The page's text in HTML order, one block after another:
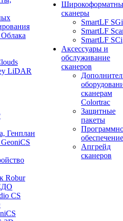
LiDAR
Генплан
Robur
CS
сканеры
SmartLF SGi
SmartLF
SmartLF SCi
Аксессуары и
обслуживание
сканеров
сканерам
Colortrac
Защитные
пакеты
обеспечение
Апгрейд
сканеров